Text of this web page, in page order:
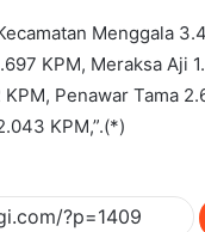
Menggala
KPM, Meraksa Aji
KPM, Penawar Tama
KPM,”.(*)